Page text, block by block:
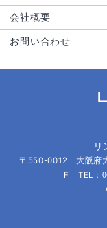
会社概要
お問い合わせ
〒550-0012 大阪府
F TEL：